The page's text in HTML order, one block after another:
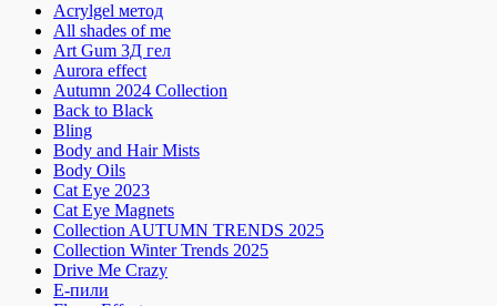
Acrylgel метод
All shades of me
Art Gum 3Д гел
Aurora effect
Autumn 2024 Collection
Back to Black
Bling
Body and Hair Mists
Body Oils
Cat Eye 2023
Cat Eye Magnets
Collection AUTUMN TRENDS 2025
Collection Winter Trends 2025
Drive Me Crazy
E-пили